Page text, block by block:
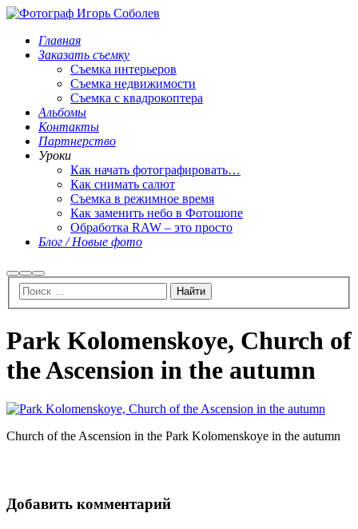
Главная
Заказать съемку
Съемка интерьеров
Съемка недвижимости
Съемка с квадрокоптера
Альбомы
Контакты
Партнерство
Уроки
Как начать фотографировать…
Как снимать салют
Съемка в режимное время
Как заменить небо в Фотошопе
Обработка RAW – это просто
Блог / Новые фото
НайтиБольше
информации
Главное
меню
Park Kolomenskoye, Church of
the Ascension in the autumn
Church of the Ascension in the Park Kolomenskoye in the autumn
Добавить комментарий